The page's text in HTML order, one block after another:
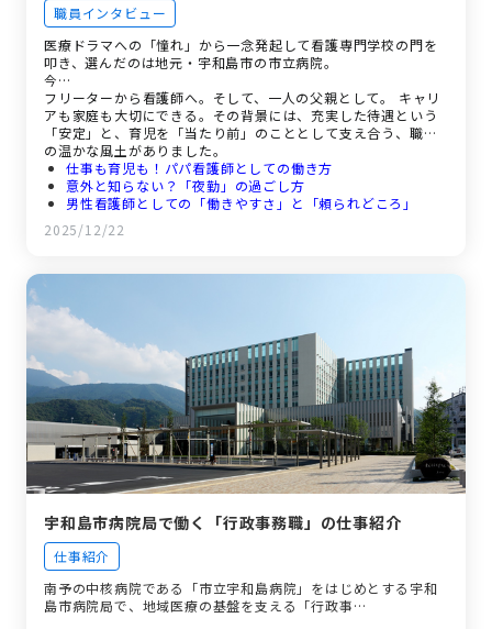
職員インタビュー
医療ドラマへの「憧れ」から一念発起して看護専門学校の門を
叩き、選んだのは地元・宇和島市の市立病院。
今…
フリーターから看護師へ。そして、一人の父親として。 キャリ
アも家庭も大切にできる。その背景には、充実した待遇という
「安定」と、育児を「当たり前」のこととして支え合う、職場
の温かな風土がありました。
仕事も育児も！パパ看護師としての働き方
意外と知らない？「夜勤」の過ごし方
男性看護師としての「働きやすさ」と「頼られどころ」
医療ドラマに憧れて。看護師となって感じた「やりがい」と
「ギャップ」
2025/12/22
宇和島市病院局で働く「行政事務職」の仕事紹介
仕事紹介
南予の中核病院である「市立宇和島病院」をはじめとする宇和
島市病院局で、地域医療の基盤を支える「行政事…